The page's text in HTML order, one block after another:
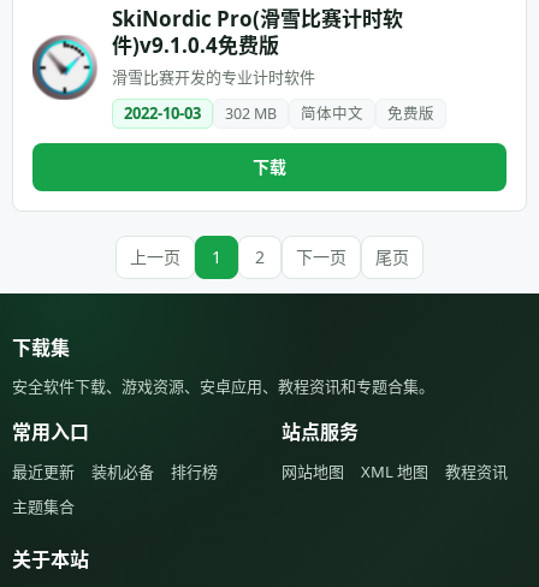
SkiNordic Pro(滑雪比赛计时软
件)v9.1.0.4免费版
滑雪比赛开发的专业计时软件
2022-10-03
302 MB 简体中文 免费版
下载
上一页 1 2 下一页 尾页
下载集
安全软件下载、游戏资源、安卓应用、教程资讯和专题合集。
常用入口
最近更新 装机必备
排行榜
主题集合
站点服务
网站地图 XML 地图 教程资讯
关于本站